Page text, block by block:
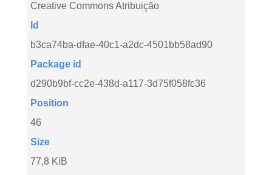
Creative Commons Atribuição
Id
b3ca74ba-dfae-40c1-a2dc-4501bb58ad90
Package id
d290b9bf-cc2e-438d-a117-3d75f058fc36
Position
46
Size
77,8 KiB